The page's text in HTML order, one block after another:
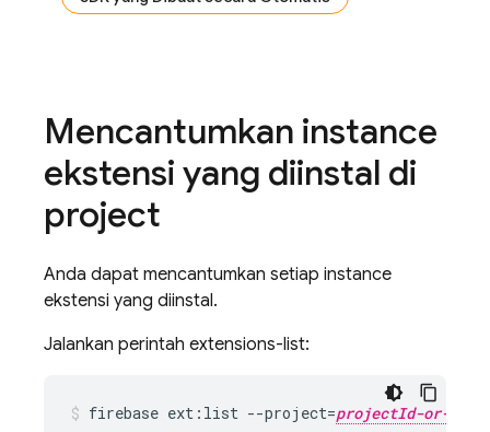
Mencantumkan instance
ekstensi yang diinstal di
project
Anda dapat mencantumkan setiap instance
ekstensi yang diinstal.
Jalankan perintah extensions-list:
firebase ext:list --project=projectId-or-